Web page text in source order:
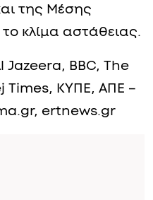
της Μέσης
κλίμα αστάθειας.
Jazeera, BBC, The
Times, ΚΥΠΕ, ΑΠΕ –
ertnews.gr